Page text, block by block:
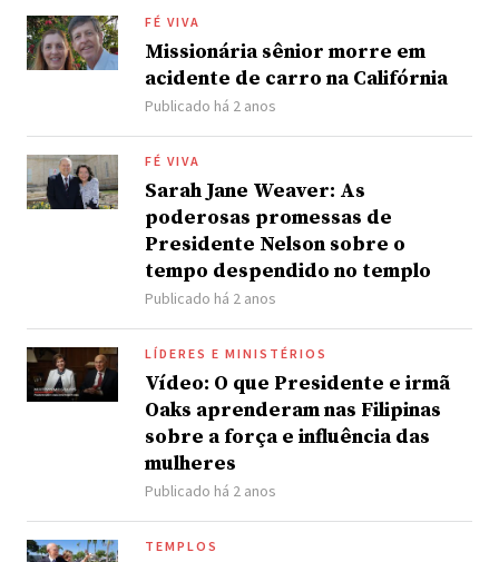
FÉ VIVA
Missionária sênior morre em
acidente de carro na Califórnia
Publicado há 2 anos
FÉ VIVA
Sarah Jane Weaver: As
poderosas promessas de
Presidente Nelson sobre o
tempo despendido no templo
Publicado há 2 anos
LÍDERES E MINISTÉRIOS
Vídeo: O que Presidente e irmã
Oaks aprenderam nas Filipinas
sobre a força e influência das
mulheres
Publicado há 2 anos
TEMPLOS